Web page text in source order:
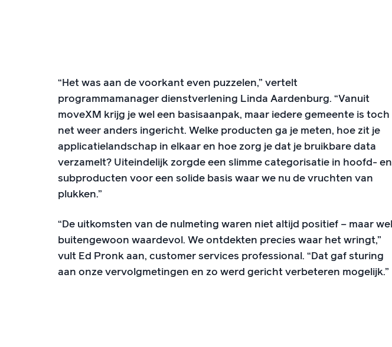
“Het was aan de voorkant even puzzelen,” vertelt
programmamanager dienstverlening Linda Aardenburg. “Vanuit
moveXM krijg je wel een basisaanpak, maar iedere gemeente is toch
net weer anders ingericht. Welke producten ga je meten, hoe zit je
applicatielandschap in elkaar en hoe zorg je dat je bruikbare data
verzamelt? Uiteindelijk zorgde een slimme categorisatie in hoofd- en
subproducten voor een solide basis waar we nu de vruchten van
plukken.”
“De uitkomsten van de nulmeting waren niet altijd positief – maar wel
buitengewoon waardevol. We ontdekten precies waar het wringt,”
vult Ed Pronk aan, customer services professional. “Dat gaf sturing
aan onze vervolgmetingen en zo werd gericht verbeteren mogelijk.”